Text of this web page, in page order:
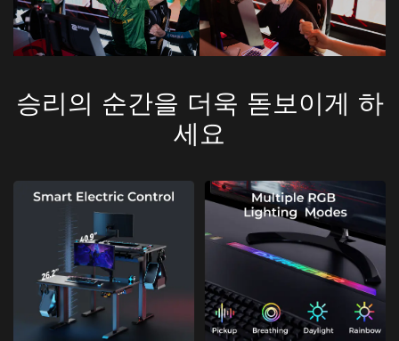
승리의 순간을 더욱 돋보이게 하
세요